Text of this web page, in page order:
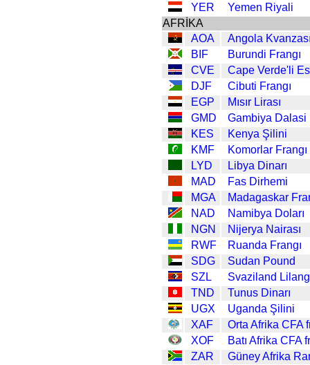
YER
Yemen Riyali
AFRİKA
AOA
Angola
BIF
Burundi Frangı
CVE
Cape Verde'li
DJF
Cibuti Frangı
EGP
Mısır Lirası
GMD
Gambiya Dalasi
KES
Kenya Şilini
KMF
Komorlar Frangı
LYD
Libya Dinarı
MAD
Fas Dirhemi
MGA
Madagaskar
NAD
Namibya Doları
NGN
Nijerya Nairası
RWF
Ruanda Frangı
SDG
Sudan Pound
SZL
Svaziland
TND
Tunus Dinarı
UGX
Uganda Şilini
XAF
Orta Afrika CFA
XOF
Batı Afrika CFA
ZAR
Güney Afrika